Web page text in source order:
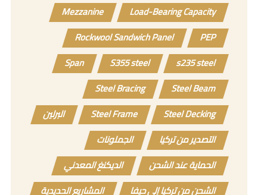
Load-Bearing Capacity
Mezzanine
PEP
Rockwool Sandwich Panel
s235 steel
S355 steel
Span
Steel Beam
Steel Bracing
Steel Decking
Steel Frame
البرلين
التصدير من تركيا
الجملونات
الحماية عند الشحن
الديكنغ المعدني
الشحن من تركيا إلى حيفا
المشاريع الحديدية